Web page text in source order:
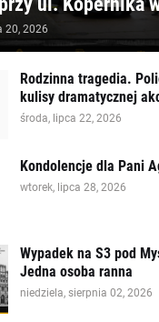
20, 2026
Rodzinna tragedia.
kulisy dramatycznej
środa, lipca 22, 2026
Kondolencje dla Pani
wtorek, lipca 28, 2026
Wypadek na S3 pod
Jedna osoba ranna
niedziela, sierpnia 02, 2026